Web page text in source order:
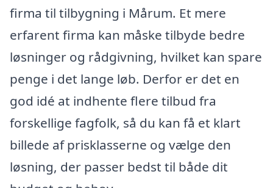
firma til tilbygning i Mårum. Et mere
erfarent firma kan måske tilbyde bedre
løsninger og rådgivning, hvilket kan spare
penge i det lange løb. Derfor er det en
god idé at indhente flere tilbud fra
forskellige fagfolk, så du kan få et klart
billede af prisklasserne og vælge den
løsning, der passer bedst til både dit